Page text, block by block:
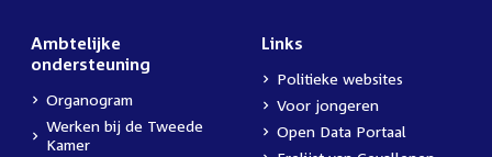
Ambtelijke
ondersteuning
Organogram
Werken bij de Tweede
Kamer
Links
Politieke websites
Voor jongeren
Open Data Portaal